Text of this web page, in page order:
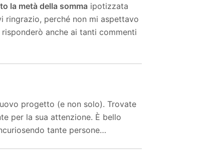
la metà della somma ipotizzata
ringrazio, perché non mi aspettavo
anche ai tanti commenti
progetto (e non solo). Trovate
per la sua attenzione. È bello
tante persone…